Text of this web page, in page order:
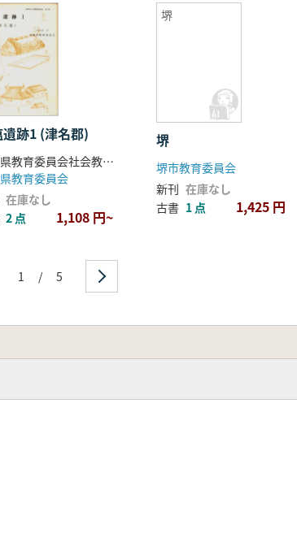
跡1 (津名郡)
兵庫県教育委員会社会教育・文化財課編
教育委員会
在庫なし
2 点 1,108 円~
堺
堺
堺市教育委員会
新刊 在庫なし
古書 1 点 1,425 円
1 / 5